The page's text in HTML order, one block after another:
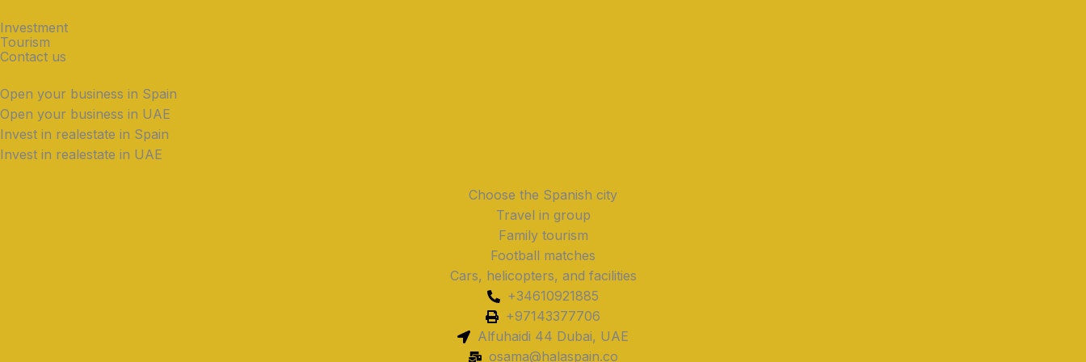
Investment
Tourism
Contact us
Open your business in Spain
Open your business in UAE
Invest in realestate in Spain
Invest in realestate in UAE
Choose the Spanish city
Travel in group
Family tourism
Football matches
Cars, helicopters, and facilities
+34610921885
+97143377706
Alfuhaidi 44 Dubai, UAE
osama@halaspain.co